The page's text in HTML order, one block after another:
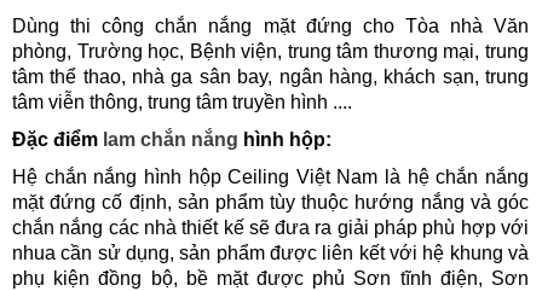
Dùng thi công chắn nắng mặt đứng cho Tòa nhà Văn
phòng, Trường học, Bệnh viện, trung tâm thương mại, trung
tâm thể thao, nhà ga sân bay, ngân hàng, khách sạn, trung
tâm viễn thông, trung tâm truyền hình ....
Đặc điểm lam chắn nắng hình hộp:
Hệ chắn nắng hình hộp Ceiling Việt Nam là hệ chắn nắng
mặt đứng cố định, sản phẩm tùy thuộc hướng nắng và góc
chắn nắng các nhà thiết kế sẽ đưa ra giải pháp phù hợp với
nhua cần sử dụng, sản phẩm được liên kết với hệ khung và
phụ kiện đồng bộ, bề mặt được phủ Sơn tĩnh điện, Sơn